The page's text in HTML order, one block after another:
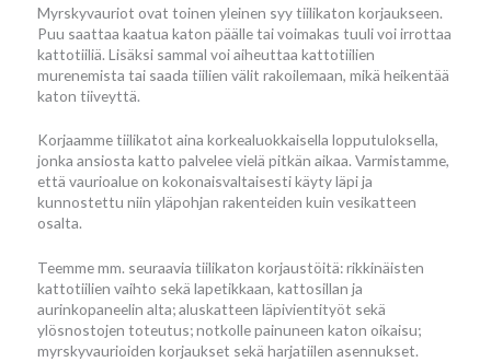
Myrskyvauriot ovat toinen yleinen syy tiilikaton korjaukseen.
Puu saattaa kaatua katon päälle tai voimakas tuuli voi irrottaa
kattotiiliä. Lisäksi sammal voi aiheuttaa kattotiilien
murenemista tai saada tiilien välit rakoilemaan, mikä heikentää
katon tiiveyttä.
Korjaamme tiilikatot aina korkealuokkaisella lopputuloksella,
jonka ansiosta katto palvelee vielä pitkän aikaa. Varmistamme,
että vaurioalue on kokonaisvaltaisesti käyty läpi ja
kunnostettu niin yläpohjan rakenteiden kuin vesikatteen
osalta.
Teemme mm. seuraavia tiilikaton korjaustöitä: rikkinäisten
kattotiilien vaihto sekä lapetikkaan, kattosillan ja
aurinkopaneelin alta; aluskatteen läpivientityöt sekä
ylösnostojen toteutus; notkolle painuneen katon oikaisu;
myrskyvaurioiden korjaukset sekä harjatiilen asennukset.